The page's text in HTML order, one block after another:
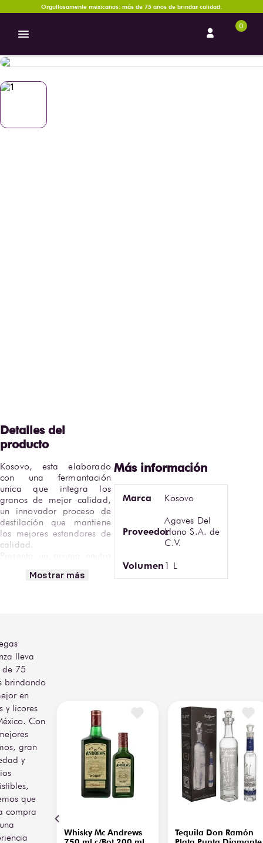
Orgullosamente mexicanos: más de 75 años de brindar calidad.
0
Kosovo, esta elaborado
con una fermantación
unica que integra los
granos de mejor calidad,
un innovador proceso de
destilación que mantiene
los mejores estandares de
calidad.
Presenta un aroma neutro
característico del vodka
Alianza.
Mostrar más
Marca Kosovo
Proveedor
Agaves Del
Llano S.A. de
C.V.
Volumen 1 L
lleva
de 75
brindando
en
y licores
Con
gran
y
que
compra
Whisky Mc Andrews
Tequila Don Ramón